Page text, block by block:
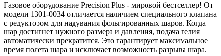
Газовое оборудование Precision Plus - мировой бестселлер! От
модели 1301-0034 отличается наличием специального клапана
с редуктором для надувания фольгированных шаров. Когда
шар достигнет нужного размера и давления, подача гелия
автоматически прекратится. Это гарантирует максимальное
время полета шара и исключает возможность разрыва шара.